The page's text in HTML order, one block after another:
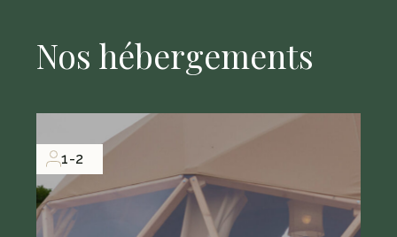
Nos hébergements
1-2